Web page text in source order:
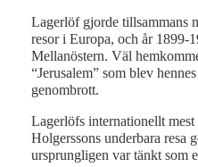
Lagerlöf gjorde tillsammans
resor i Europa, och år 1899-
Mellanöstern. Väl
“Jerusalem” som blev
genombrott.
Lagerlöfs internationellt
Holgerssons underbara resa
ursprungligen var tänkt som